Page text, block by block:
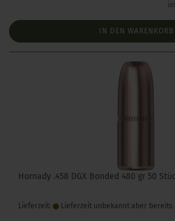
IN DEN WARENKORB
Hornady .458 DGX Bonded 480 gr 50
Lieferzeit: Lieferzeit unbekannt aber